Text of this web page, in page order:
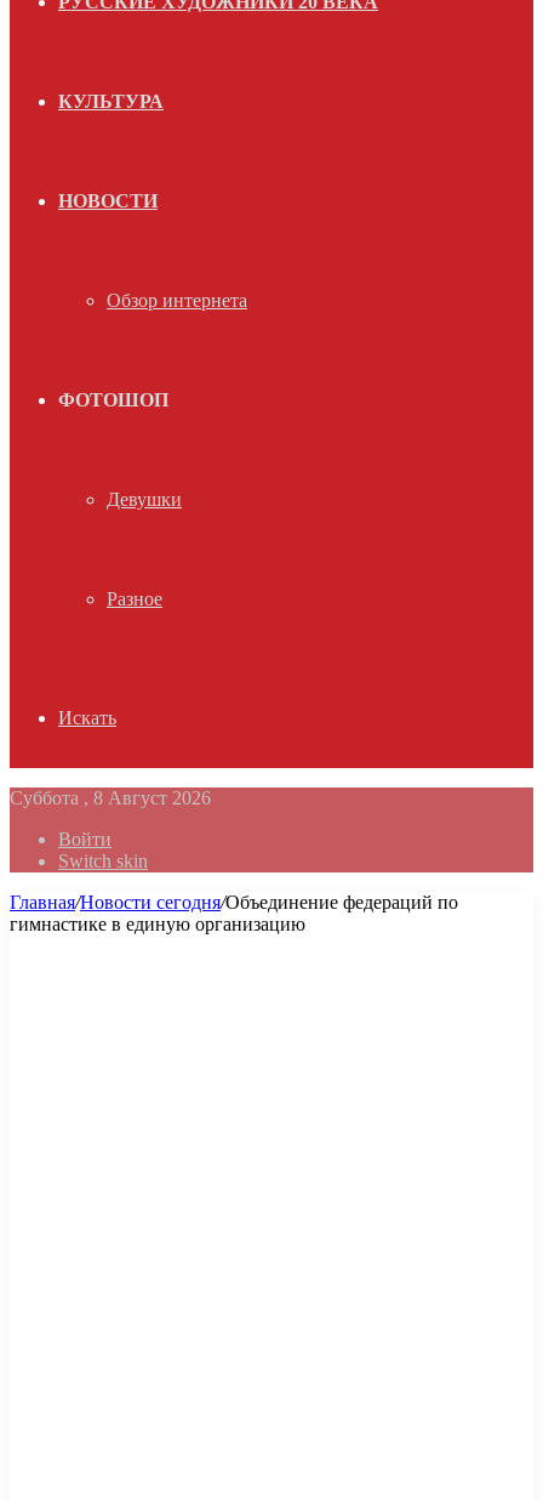
КУЛЬТУРА
НОВОСТИ
Обзор интернета
ФОТОШОП
Девушки
Разное
Искать
Суббота , 8 Август 2026
Войти
Switch skin
Главная/Новости сегодня/Объединение федераций по
гимнастике в единую организацию